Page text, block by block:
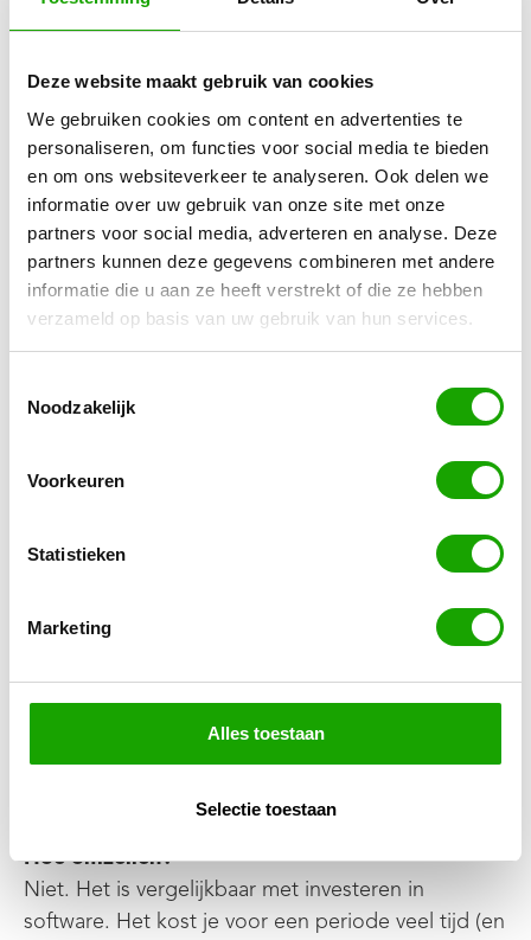
Deze website maakt gebruik van cookies
We gebruiken cookies om content en advertenties te
personaliseren, om functies voor social media te bieden
en om ons websiteverkeer te analyseren. Ook delen we
informatie over uw gebruik van onze site met onze
partners voor social media, adverteren en analyse. Deze
partners kunnen deze gegevens combineren met andere
informatie die u aan ze heeft verstrekt of die ze hebben
verzameld op basis van uw gebruik van hun services.
Noodzakelijk
Voorkeuren
Statistieken
Marketing
Alles toestaan
Selectie toestaan
nauw. De scheidslijn tussen te snel en te langzaam
mensen aannemen is flinterdun, maar kan net het
verschil maken in je groei. Zo heeft Paul de Wilde
met TPS achteraf gezien te lang gewacht met het
zelf doen van recruitment.
Het technisch uitzendbureau voor internationaal
personeel vertrouwde jarenlang op internationale
om in 2017 recruitment in eigen hand te nemen.
hebben we jarenlang bureaus in bijvoorbeeld
Tsjechië ter plekke de sourcing laten doen, ik
regelde dan de zaken op het moment dat iemand
naar Nederland kwam. Maar recruitment, die hele
dan bedoel ik het hele traject van iemand in het
Hoe omzeilen?
Niet. Het is vergelijkbaar met investeren in
software. Het kost je voor een periode veel tijd (en